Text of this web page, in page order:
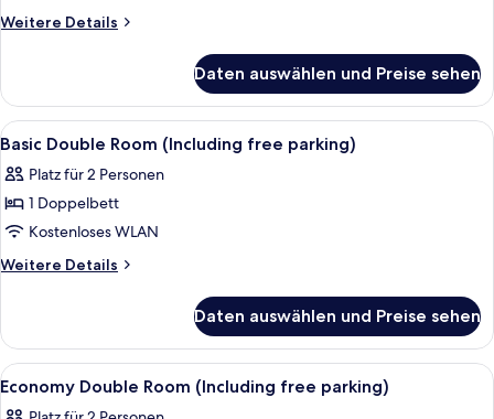
Weitere Details
Weitere
(Including
free
parking)
Daten auswählen und Preise sehen
Alle
Fotos
für
Basic
Double
Room
parking)
anzeigen
Ein Hotelzimmer mit Bett,
13
Basic Double Room (Including free parking)
Platz für 2 Personen
1 Doppelbett
Kostenloses WLAN
Weitere Details
Weitere
Double
Room
(Including
Daten auswählen und Preise sehen
Alle
Fotos
Ein Hotelzimmer mit Bett, zwei
13
Economy Double Room (Including free parking)